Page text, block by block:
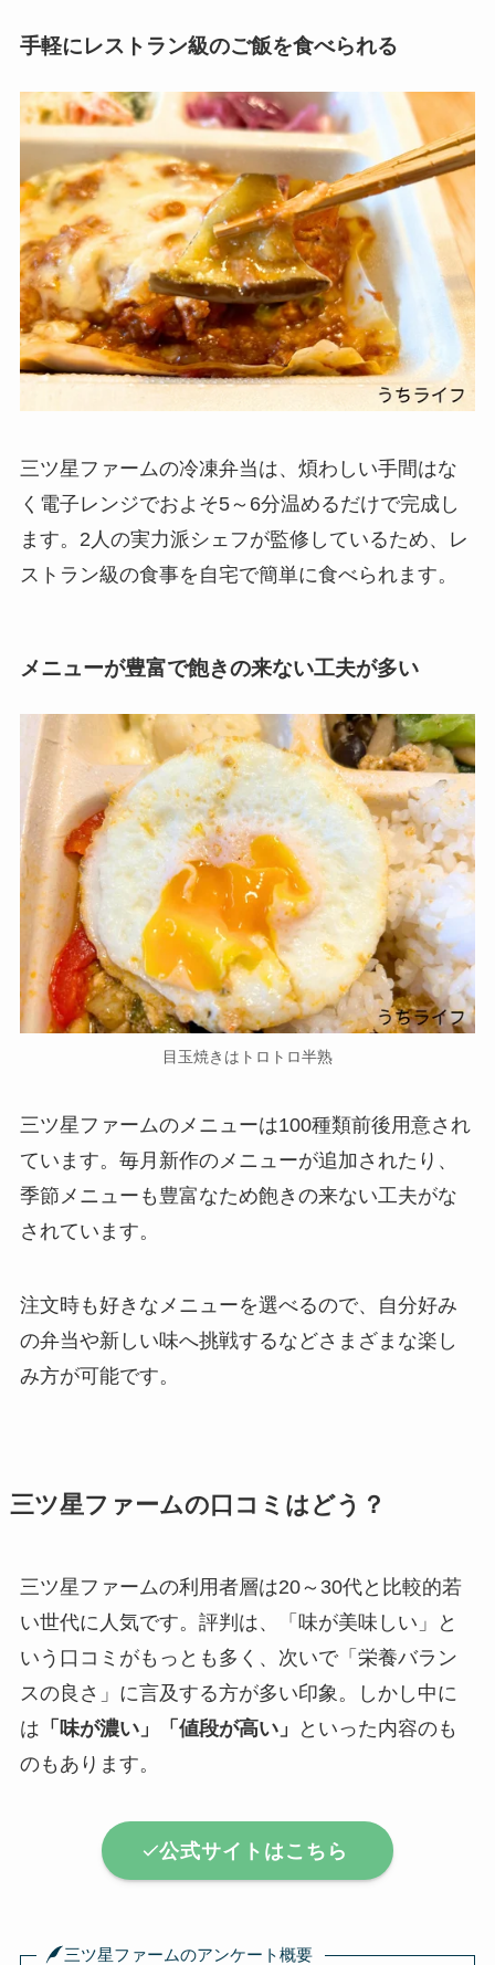
手軽にレストラン級のご飯を食べられる
三ツ星ファームの冷凍弁当は、煩わしい手間はな
く電子レンジでおよそ5～6分温めるだけで完成し
ます。2人の実力派シェフが監修しているため、レ
ストラン級の食事を自宅で簡単に食べられます。
メニューが豊富で飽きの来ない工夫が多い
目玉焼きはトロトロ半熟
三ツ星ファームのメニューは100種類前後用意され
ています。毎月新作のメニューが追加されたり、
季節メニューも豊富なため飽きの来ない工夫がな
されています。
注文時も好きなメニューを選べるので、自分好み
の弁当や新しい味へ挑戦するなどさまざまな楽し
み方が可能です。
三ツ星ファームの口コミはどう？
三ツ星ファームの利用者層は20～30代と比較的若
い世代に人気です。評判は、「味が美味しい」と
いう口コミがもっとも多く、次いで「栄養バラン
スの良さ」に言及する方が多い印象。しかし中に
は 「味が濃い」「値段が高い」
といった内容のも
のもあります。
公式サイトはこちら
三ツ星ファームのアンケート概要